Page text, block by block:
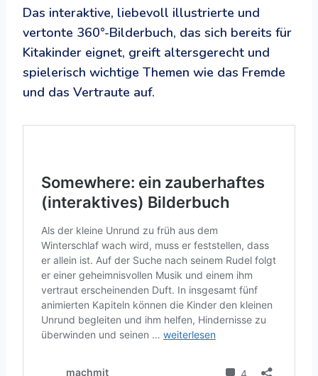
Das interaktive, liebevoll illustrierte und
vertonte 360°-Bilderbuch, das sich bereits für
Kitakinder eignet, greift altersgerecht und
spielerisch wichtige Themen wie das Fremde
und das Vertraute auf.